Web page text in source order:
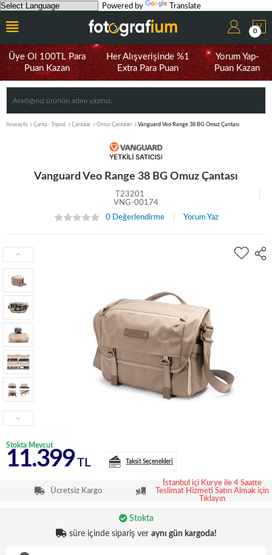
Powered by Translate
0
Üye Ol 100TL Para
Puan Kazan
Her Alışverişinde %1
Extra Para Puan
Yorum Yap-
Puan Kazan
Anasayfa Çanta - Tripod Çantalar Omuz Çantaları Vanguard Veo Range 38 BG Omuz Çantası
Vanguard Veo Range 38 BG Omuz Çantası
T23201
VNG-00174
0 Değerlendirme
Yorum Yaz
Stokta Mevcut
11.399 TL Taksit Seçenekleri
Ücretsiz Kargo
İstanbul içi Kurye ile 4 Saatte
Teslimat Hizmeti Satın Almak için
Tıklayın
Stokta
süre içinde sipariş ver aynı gün kargoda!